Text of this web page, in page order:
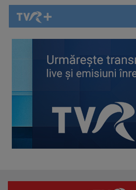
Spania a învins Franța cu 2-0 și s-a
Campionatului Mondial